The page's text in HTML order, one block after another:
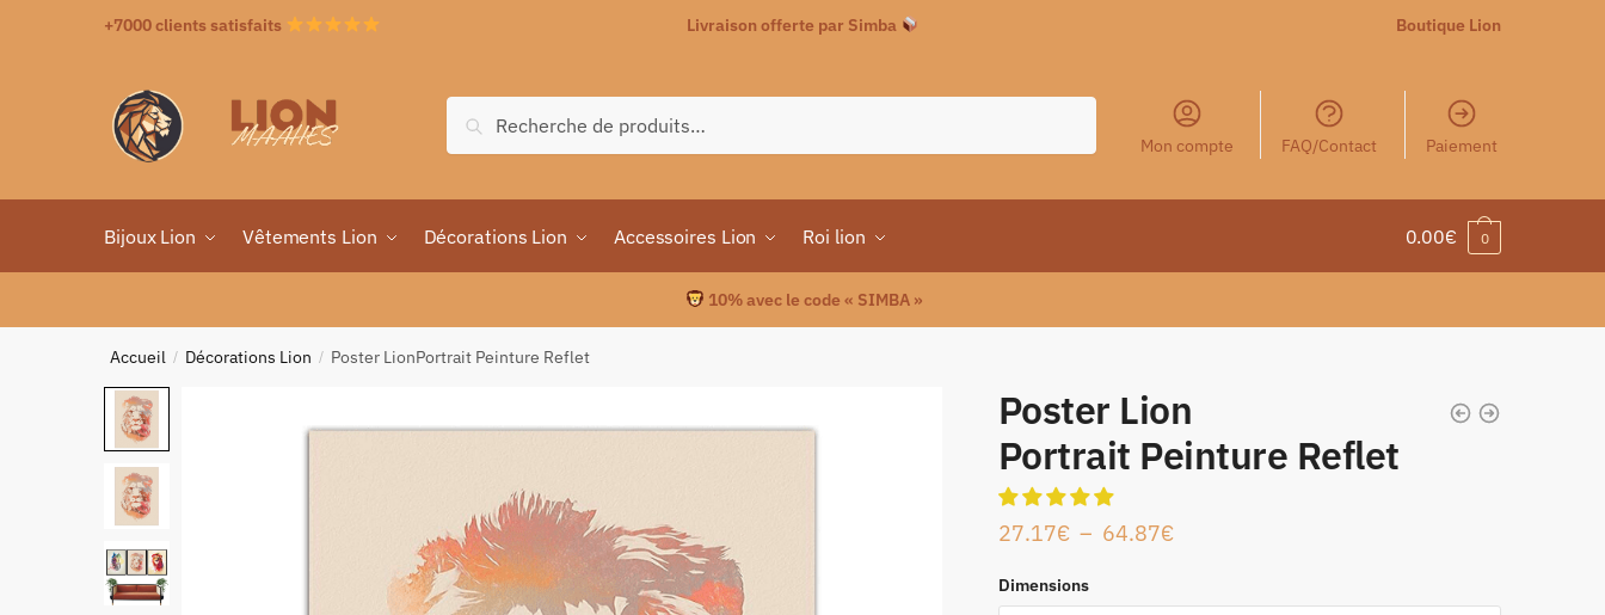
+7000 clients satisfaits Livraison offerte par Simba Boutique Lion
Recherche
Mon compte FAQ/Contact Paiement
Bijoux Lion Vêtements Lion Décorations Lion Accessoires Lion Roi lion 0.00€ 0
10% avec le code « SIMBA »
Accueil / Décorations Lion / Poster LionPortrait Peinture Reflet
Poster Lion
Portrait Peinture Reflet
27.17€ – 64.87€
Dimensions